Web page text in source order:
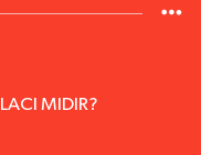
MIDIR?